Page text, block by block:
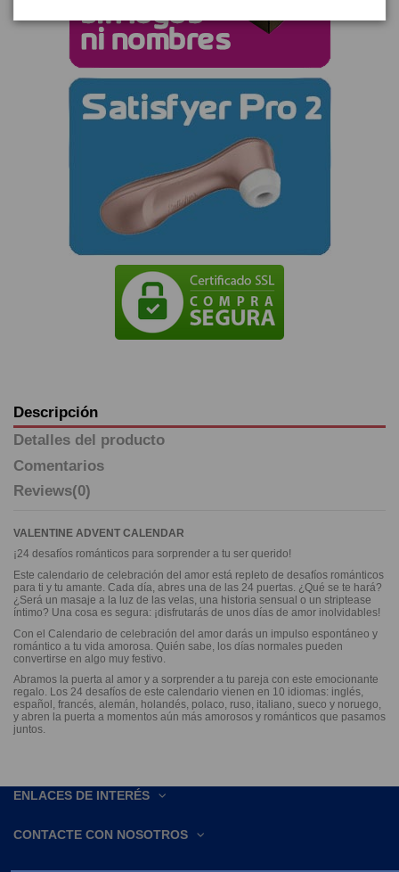
Descripción
Detalles del producto
Comentarios
Reviews(0)
VALENTINE ADVENT CALENDAR
¡24 desafíos románticos para sorprender a tu ser querido!
Este calendario de celebración del amor está repleto de desafíos románticos
para ti y tu amante. Cada día, abres una de las 24 puertas. ¿Qué se te hará?
¿Será un masaje a la luz de las velas, una historia sensual o un striptease
íntimo? Una cosa es segura: ¡disfrutarás de unos días de amor inolvidables!
Con el Calendario de celebración del amor darás un impulso espontáneo y
romántico a tu vida amorosa. Quién sabe, los días normales pueden
convertirse en algo muy festivo.
Abramos la puerta al amor y a sorprender a tu pareja con este emocionante
regalo. Los 24 desafíos de este calendario vienen en 10 idiomas: inglés,
español, francés, alemán, holandés, polaco, ruso, italiano, sueco y noruego,
y abren la puerta a momentos aún más amorosos y románticos que pasamos
juntos.
ENLACES DE INTERÉS
CONTACTE CON NOSOTROS